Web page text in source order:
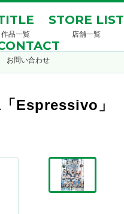
作品一覧
STORE LIST
店舗一覧
お問い合わせ
Espressivo」